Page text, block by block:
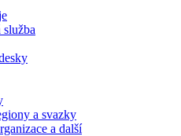
a svazky
a další